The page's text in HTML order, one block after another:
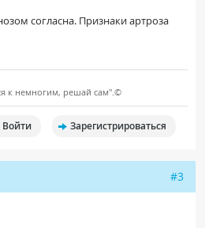
согласна. Признаки артроза
к немногим, решай сам".©
Войти Зарегистрироваться
#3